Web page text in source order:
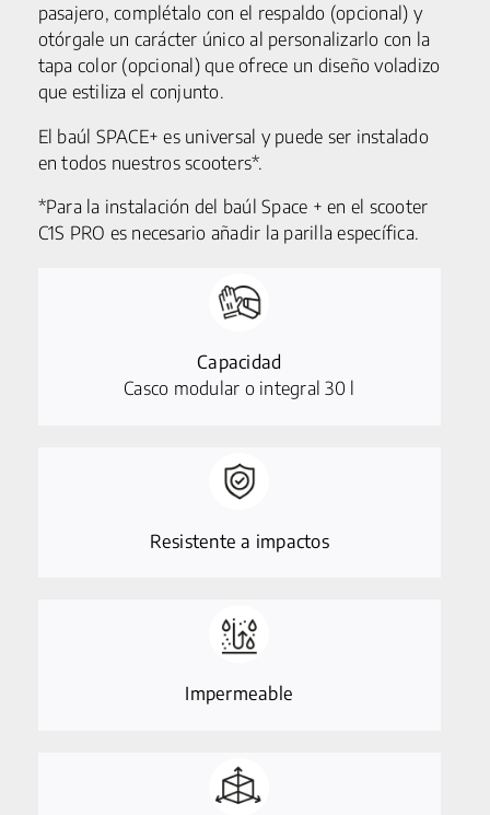
CICLOMOTORES
MOTOCICLETAS
SERVICIOS
pasajero, complétalo con el respaldo (opcional) y
otórgale un carácter único al personalizarlo con la
tapa color (opcional) que ofrece un diseño voladizo
que estiliza el conjunto.
El baúl SPACE+ es universal y puede ser instalado
en todos nuestros scooters*.
*Para la instalación del baúl Space + en el scooter
C1S PRO es necesario añadir la parilla específica.
Capacidad
Casco modular o integral 30 l
Resistente a impactos
Impermeable